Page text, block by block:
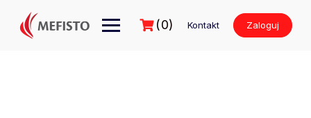
treści
(0) Kontakt Zaloguj